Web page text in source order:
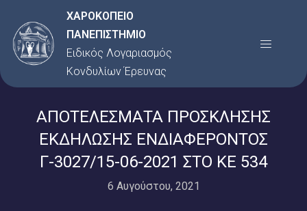
στο
περιεχόμενο
ΧΑΡΟΚΟΠΕΙΟ
ΠΑΝΕΠΙΣΤΗΜΙΟ
Ειδικός Λογαριασμός
Κονδυλίων Έρευνας
Menu
ΑΠΟΤΕΛΕΣΜΑΤΑ ΠΡΟΣΚΛΗΣΗΣ
ΕΚΔΗΛΩΣΗΣ ΕΝΔΙΑΦΕΡΟΝΤΟΣ
Γ-3027/15-06-2021 ΣΤΟ ΚΕ 534
6 Αυγούστου, 2021